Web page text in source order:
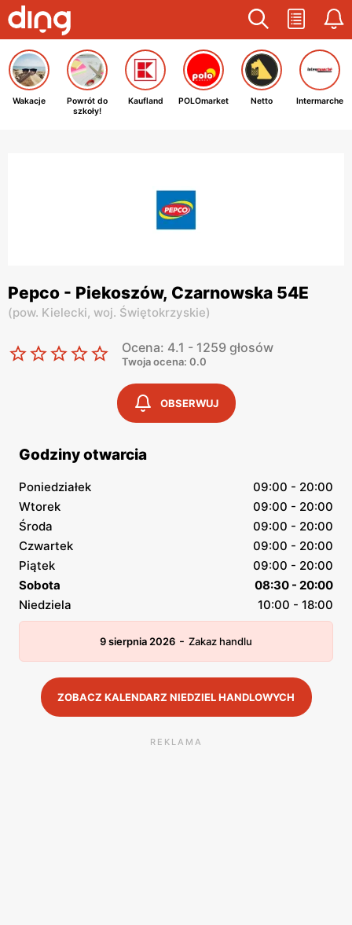
Wakacje
Powrót do
szkoły!
Kaufland POLOmarket Netto Intermarche
Pepco - Piekoszów, Czarnowska 54E
(pow. Kielecki, woj. Świętokrzyskie)
Ocena: 4.1 - 1259 głosów
Twoja ocena: 0.0
OBSERWUJ
Godziny otwarcia
Poniedziałek
09:00 - 20:00
Wtorek
09:00 - 20:00
Środa
09:00 - 20:00
Czwartek
09:00 - 20:00
Piątek
09:00 - 20:00
Sobota
08:30 - 20:00
Niedziela
10:00 - 18:00
9 sierpnia 2026 - Zakaz handlu
ZOBACZ KALENDARZ NIEDZIEL HANDLOWYCH
REKLAMA